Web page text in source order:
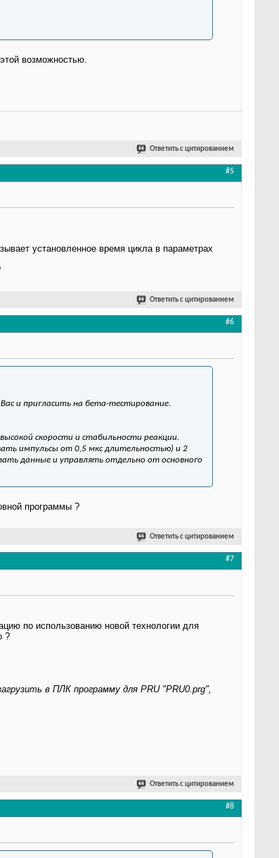
возможностью.
Ответить с цитированием
#5
установленное время цикла в параметрах
Ответить с цитированием
#6
и пригласить на бета-тестирование.
скорости и стабильности реакции.
импульсы от 0,5 мкс длительностью) и 2
данные и управлять отдельно от основного
программы ?
Ответить с цитированием
#7
по использованию новой технологии для
?
в ПЛК программу для PRU "PRU0.prg",
Ответить с цитированием
#8